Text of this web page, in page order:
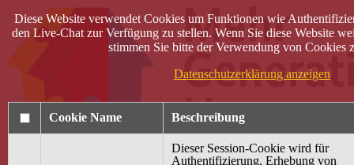
Diese Website verwendet Cookies um Funktionen wie
den Live-Chat zur Verfügung zu stellen. Wenn Sie diese Website
stimmen Sie bitte der Verwendung von Cookies
Datenschutzerklärung anzeigen
Cookie Name Beschreibung
Dieser Session-Cookie wird für
Authentifizierung, Erhebung von